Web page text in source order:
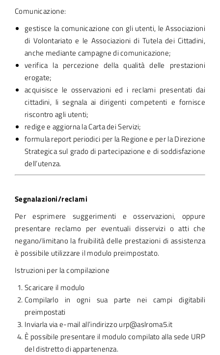
Comunicazione:
gestisce la comunicazione con gli utenti, le Associazioni
di Volontariato e le Associazioni di Tutela dei Cittadini,
anche mediante campagne di comunicazione;
verifica la percezione della qualità delle prestazioni
erogate;
acquisisce le osservazioni ed i reclami presentati dai
cittadini, li segnala ai dirigenti competenti e fornisce
riscontro agli utenti;
redige e aggiorna la Carta dei Servizi;
formula report periodici per la Regione e per la Direzione
Strategica sul grado di partecipazione e di soddisfazione
dell’utenza.
Segnalazioni/reclami
Per esprimere suggerimenti e osservazioni, oppure
presentare reclamo per eventuali disservizi o atti che
negano/limitano la fruibilità delle prestazioni di assistenza
è possibile utilizzare il modulo preimpostato.
Istruzioni per la compilazione
Scaricare il modulo
Compilarlo in ogni sua parte nei campi digitabili
preimpostati
Inviarla via e-mail all’indirizzo urp@aslroma5.it
È possibile presentare il modulo compilato alla sede URP
del distretto di appartenenza.